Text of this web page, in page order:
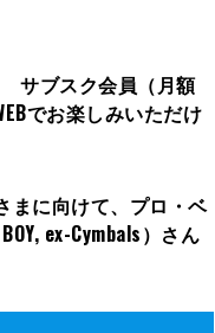
サブスク会員（月額
でお楽しみいただけ
まに向けて、プロ・ベ
ex-Cymbals）さん